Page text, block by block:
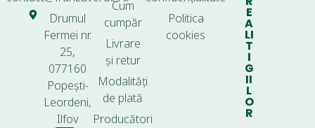
Drumul
Fermei nr.
25,
077160
Popești-
Leordeni,
Ilfov
Cum
cumpăr
Livrare
și retur
Modalități
de plată
Producători
Politica
cookies
E
A
LI
T
I
G
II
L
O
R